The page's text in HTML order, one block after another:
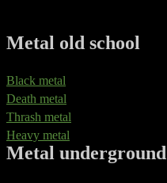
Metal old school
Black metal
Death metal
Thrash metal
Heavy metal
Metal underground